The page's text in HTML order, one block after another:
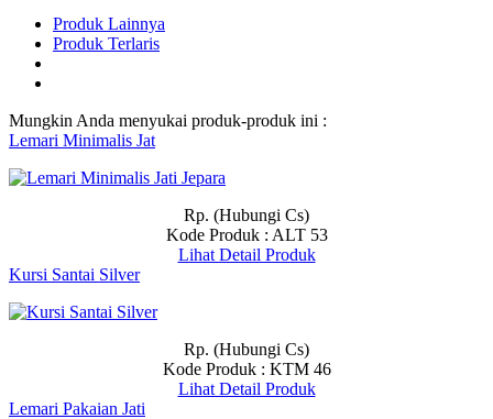
Produk Lainnya
Produk Terlaris
Mungkin Anda menyukai produk-produk ini :
Lemari Minimalis Jat
Rp. (Hubungi Cs)
Kode Produk : ALT 53
Lihat Detail Produk
Kursi Santai Silver
Rp. (Hubungi Cs)
Kode Produk : KTM 46
Lihat Detail Produk
Lemari Pakaian Jati